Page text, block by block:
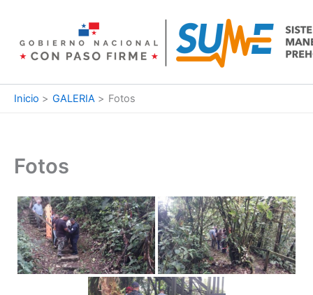
contenido
Inicio GALERIA Fotos
Fotos